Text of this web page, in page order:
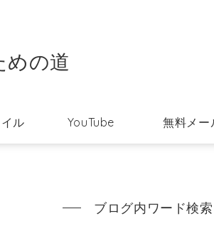
めの道
ル YouTube 無料メー
ブログ内ワード検索